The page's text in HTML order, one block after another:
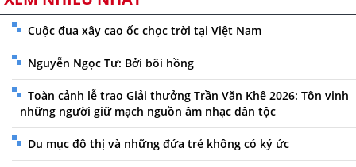
Cuộc đua xây cao ốc chọc trời tại Việt Nam
Nguyễn Ngọc Tư: Bởi bôi hồng
Toàn cảnh lễ trao Giải thưởng Trần Văn Khê 2026: Tôn vinh
những người giữ mạch nguồn âm nhạc dân tộc
Du mục đô thị và những đứa trẻ không có ký ức